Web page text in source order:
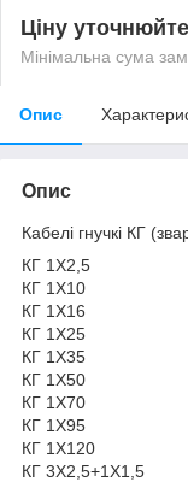
Ціну уточнюйте
Мінімальна сума
Опис
Опис
Кабелі гнучкі КГ
КГ 1Х2,5
КГ 1Х10
КГ 1Х16
КГ 1Х25
КГ 1Х35
КГ 1Х50
КГ 1Х70
КГ 1Х95
КГ 1Х120
КГ 3Х2,5+1Х1,5